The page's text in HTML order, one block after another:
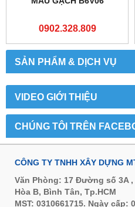
SẢN PHẨM & DỊCH VỤ
VIDEO GIỚI THIỆU
CHÚNG TÔI TRÊN
0902.328.809
CÔNG TY TNHH XÂY DỰNG
Văn Phòng: 17 Đường số 3A
Hòa B, Bình Tân, Tp.HCM
MST: 0310661715. Ngày cấp: